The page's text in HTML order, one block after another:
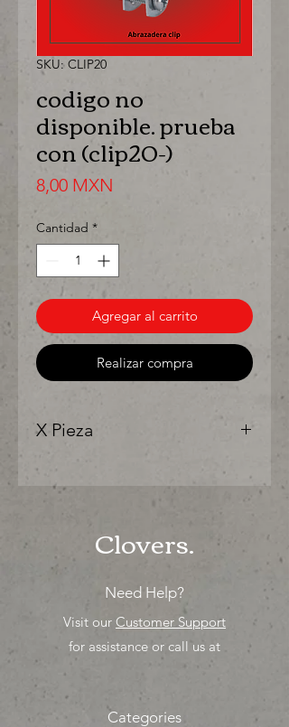
SKU: CLIP20
codigo no
disponible. prueba
con (clip20-)
8,00 MXN
Cantidad *
Agregar al carrito
Realizar compra
X Pieza
"Ya sea para comprar o para surtir,
solo los mejores precios para tu
Clovers.
Need Help?
Visit our Customer Support
for assistance or call us at
Categories